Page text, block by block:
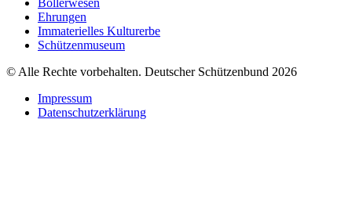
Böllerwesen
Ehrungen
Immaterielles Kulturerbe
Schützenmuseum
© Alle Rechte vorbehalten. Deutscher Schützenbund 2026
Impressum
Datenschutzerklärung